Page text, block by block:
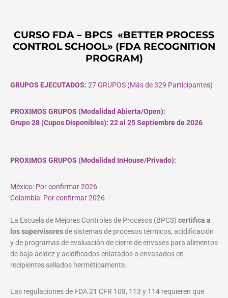
CURSO FDA – BPCS «BETTER PROCESS
CONTROL SCHOOL» (FDA RECOGNITION
PROGRAM)
GRUPOS EJECUTADOS: 27 GRUPOS (Más de 329 Participantes)
PROXIMOS GRUPOS (Modalidad Abierta/Open):
Grupo 28 (Cupos Disponibles): 22 al 25 Septiembre de 2026
PROXIMOS GRUPOS (Modalidad InHouse/Privado):
México: Por confirmar 2026
Colombia: Por confirmar 2026
La Escuela de Mejores Controles de Procesos (BPCS) certifica a
los supervisoresde sistemas de procesos térmicos, acidificación
y de programas de evaluación de cierre de envases para alimentos
de baja acidez y acidificados enlatados o envasados en
recipientes sellados herméticamente.
Las regulaciones de FDA 21 CFR 108, 113 y 114 requieren que